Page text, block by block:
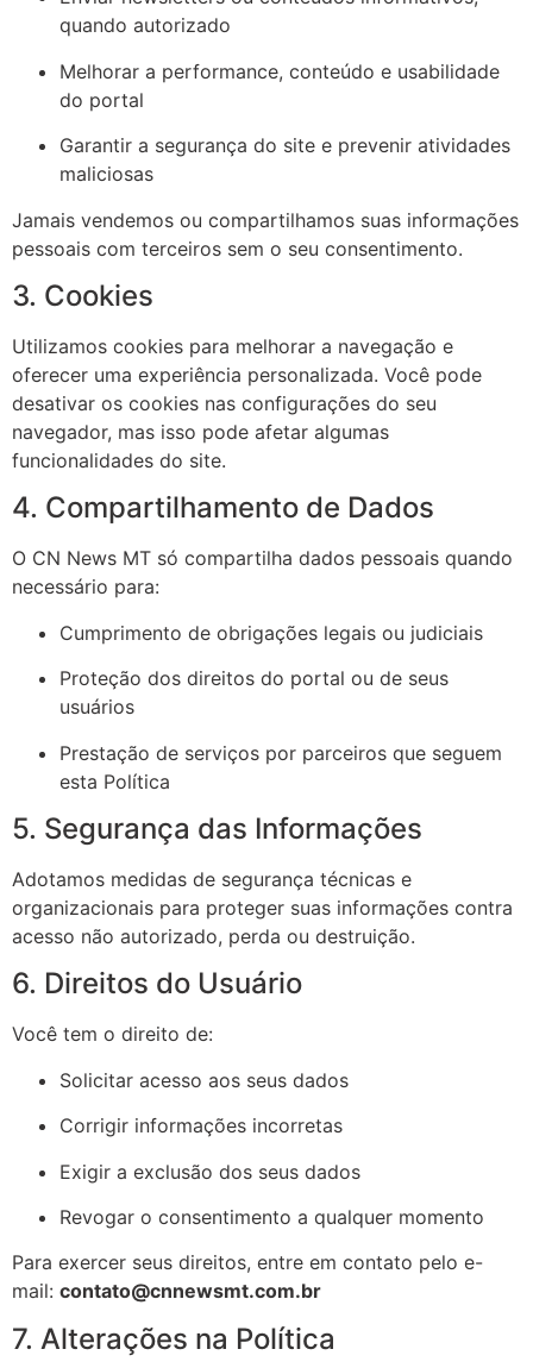
quando autorizado
Melhorar a performance, conteúdo e usabilidade
do portal
Garantir a segurança do site e prevenir atividades
maliciosas
Jamais vendemos ou compartilhamos suas informações
pessoais com terceiros sem o seu consentimento.
3. Cookies
Utilizamos cookies para melhorar a navegação e
oferecer uma experiência personalizada. Você pode
desativar os cookies nas configurações do seu
navegador, mas isso pode afetar algumas
funcionalidades do site.
4. Compartilhamento de Dados
O CN News MT só compartilha dados pessoais quando
necessário para:
Cumprimento de obrigações legais ou judiciais
Proteção dos direitos do portal ou de seus
usuários
Prestação de serviços por parceiros que seguem
esta Política
5. Segurança das Informações
Adotamos medidas de segurança técnicas e
organizacionais para proteger suas informações contra
acesso não autorizado, perda ou destruição.
6. Direitos do Usuário
Você tem o direito de:
Solicitar acesso aos seus dados
Corrigir informações incorretas
Exigir a exclusão dos seus dados
Revogar o consentimento a qualquer momento
Para exercer seus direitos, entre em contato pelo e-
mail: contato@cnnewsmt.com.br
7. Alterações na Política